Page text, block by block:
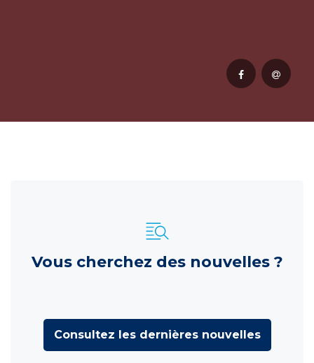
Vous cherchez des nouvelles ?
Consultez les dernières nouvelles